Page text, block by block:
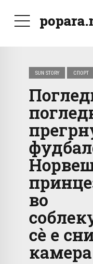
SUN STORY СПОРТ
во
сè е
камера